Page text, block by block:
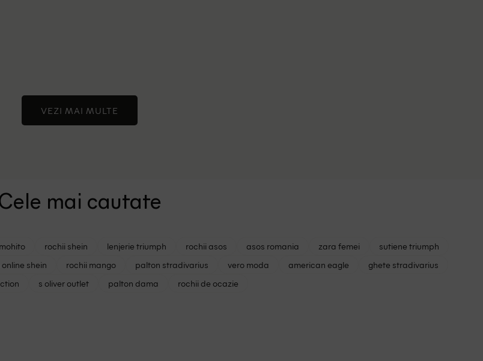
VEZI MAI MULTE
mai cautate
rochii shein lenjerie triumph rochii asos asos romania zara femei
sutiene triumph
shein rochii mango palton stradivarius vero moda american eagle
ghete stradivarius
s oliver outlet palton dama rochii de ocazie